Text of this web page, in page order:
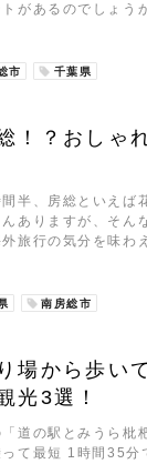
トがあるのでしょ
市 千葉県
！？おしゃ
半、房総といえば
ありますが、そ
外旅行の気分を味
南房総市
場から歩い
光3選！
道の駅とみうら枇
て最短 1時間35